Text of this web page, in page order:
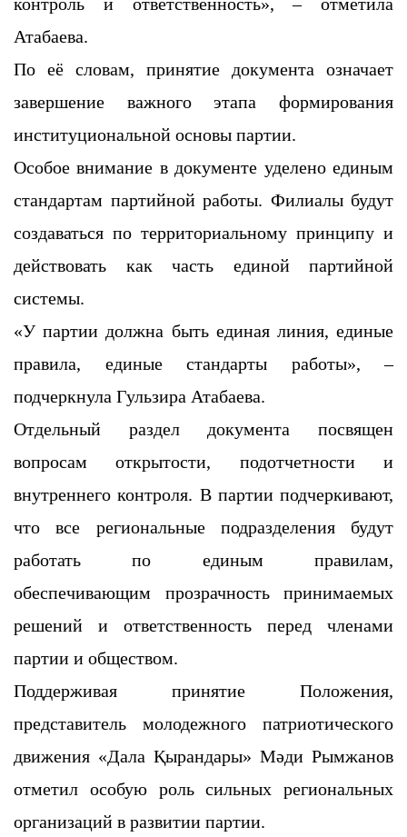
Атабаева.
По её словам, принятие документа означает
завершение важного этапа формирования
институциональной основы партии.
Особое внимание в документе уделено единым
стандартам партийной работы. Филиалы будут
создаваться по территориальному принципу и
действовать как часть единой партийной
системы.
«У партии должна быть единая линия, единые
правила, единые стандарты работы», –
подчеркнула Гульзира Атабаева.
Отдельный раздел документа посвящен
вопросам открытости, подотчетности и
внутреннего контроля. В партии подчеркивают,
что все региональные подразделения будут
работать по единым правилам,
обеспечивающим прозрачность принимаемых
решений и ответственность перед членами
партии и обществом.
Поддерживая принятие Положения,
представитель молодежного патриотического
движения «Дала Қырандары» Мәди Рымжанов
отметил особую роль сильных региональных
организаций в развитии партии.